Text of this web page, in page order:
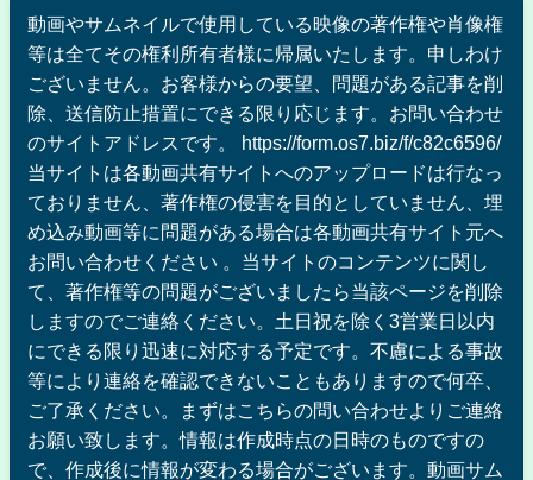
動画やサムネイルで使用している映像の著作権や肖像権
等は全てその権利所有者様に帰属いたします。申しわけ
ございません。お客様からの要望、問題がある記事を削
除、送信防止措置にできる限り応じます。お問い合わせ
のサイトアドレスです。 https://form.os7.biz/f/c82c6596/
当サイトは各動画共有サイトへのアップロードは行なっ
ておりません、著作権の侵害を目的としていません、埋
め込み動画等に問題がある場合は各動画共有サイト元へ
お問い合わせください 。当サイトのコンテンツに関し
て、著作権等の問題がございましたら当該ページを削除
しますのでご連絡ください。土日祝を除く3営業日以内
にできる限り迅速に対応する予定です。不慮による事故
等により連絡を確認できないこともありますので何卒、
ご了承ください。まずはこちらの問い合わせよりご連絡
お願い致します。情報は作成時点の日時のものですの
で、作成後に情報が変わる場合がございます。動画サム